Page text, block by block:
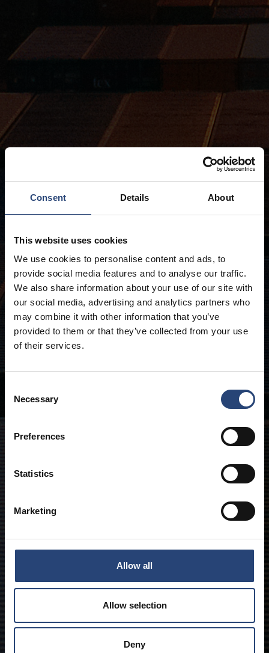
Consent Details About
This website uses cookies
We use cookies to personalise content and ads, to
provide social media features and to analyse our traffic.
We also share information about your use of our site with
our social media, advertising and analytics partners who
may combine it with other information that you’ve
provided to them or that they’ve collected from your use
of their services.
Selection
Necessary
Preferences
Statistics
Marketing
Allow all
Allow selection
Deny